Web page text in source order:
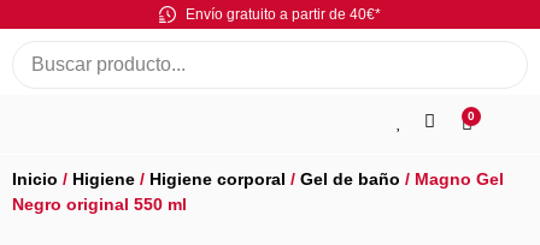
Envío gratuito a partir de 40€*
0
Inicio / Higiene / Higiene corporal / Gel de baño / Magno Gel
Negro original 550 ml